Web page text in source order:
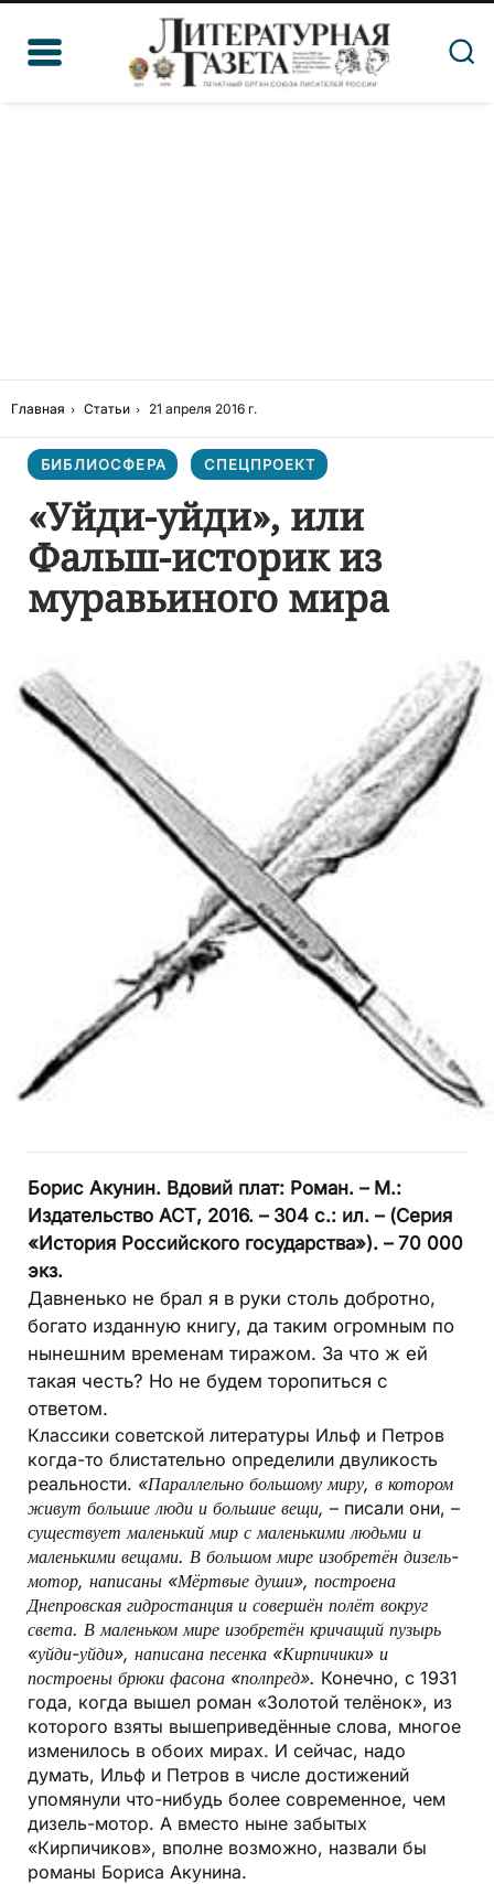
Главная Статьи 21 апреля 2016 г.
БИБЛИОСФЕРА СПЕЦПРОЕКТ
«Уйди-уйди», или
Фальш-историк из
муравьиного мира
Борис Акунин. Вдовий плат: Роман. – М.:
Издательство АСТ, 2016. – 304 с.: ил. – (Серия
«История Российского государства»). – 70 000
экз.
Давненько не брал я в руки столь добротно,
богато изданную книгу, да таким огромным по
нынешним временам тиражом. За что ж ей
такая честь? Но не будем торопиться с
ответом.
Классики советской литературы Ильф и Петров
когда-то блистательно определили двуликость
реальности. «Параллельно большому миру, в котором
живут большие люди и большие вещи, – писали они, –
существует маленький мир с маленькими людьми и
маленькими вещами. В большом мире изобретён дизель-
мотор, написаны «Мёртвые души», построена
Днепровская гидростанция и совершён полёт вокруг
света. В маленьком мире изобретён кричащий пузырь
«уйди-уйди», написана песенка «Кирпичики» и
построены брюки фасона «полпред». Конечно, с 1931
года, когда вышел роман «Золотой телёнок», из
которого взяты вышеприведённые слова, многое
изменилось в обоих мирах. И сейчас, надо
думать, Ильф и Петров в числе достижений
упомянули что-нибудь более современное, чем
дизель-мотор. А вместо ныне забытых
«Кирпичиков», вполне возможно, назвали бы
романы Бориса Акунина.